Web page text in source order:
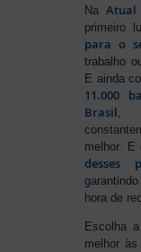
Na Atual
primeiro
para o
trabalho
E ainda
11.000
Brasil ,
melhor.
desses
hora de
Escolha
melhor